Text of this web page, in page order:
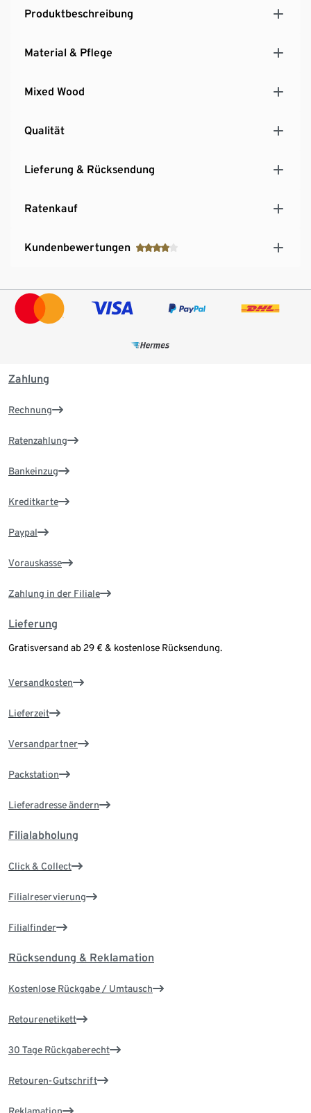
Schieben
UV- und witterungsbeständig
Produktbeschreibung
Material & Pflege
Mixed Wood
Qualität
Lieferung & Rücksendung
Ratenkauf
Kundenbewertungen
Zahlung
Rechnung
Ratenzahlung
Bankeinzug
Kreditkarte
Paypal
Vorauskasse
Zahlung in der Filiale
Lieferung
Gratisversand ab 29 € & kostenlose Rücksendung.
Versandkosten
Lieferzeit
Versandpartner
Packstation
Lieferadresse ändern
Filialabholung
Click & Collect
Filialreservierung
Filialfinder
Rücksendung & Reklamation
Kostenlose Rückgabe / Umtausch
Retourenetikett
30 Tage Rückgaberecht
Retouren-Gutschrift